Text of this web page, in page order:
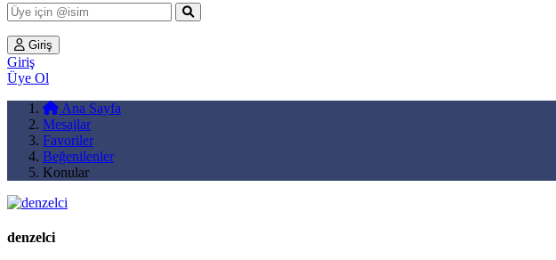
Giriş
Giriş
Üye Ol
Ana Sayfa
Mesajlar
Favoriler
Beğenilenler
Konular
denzelci